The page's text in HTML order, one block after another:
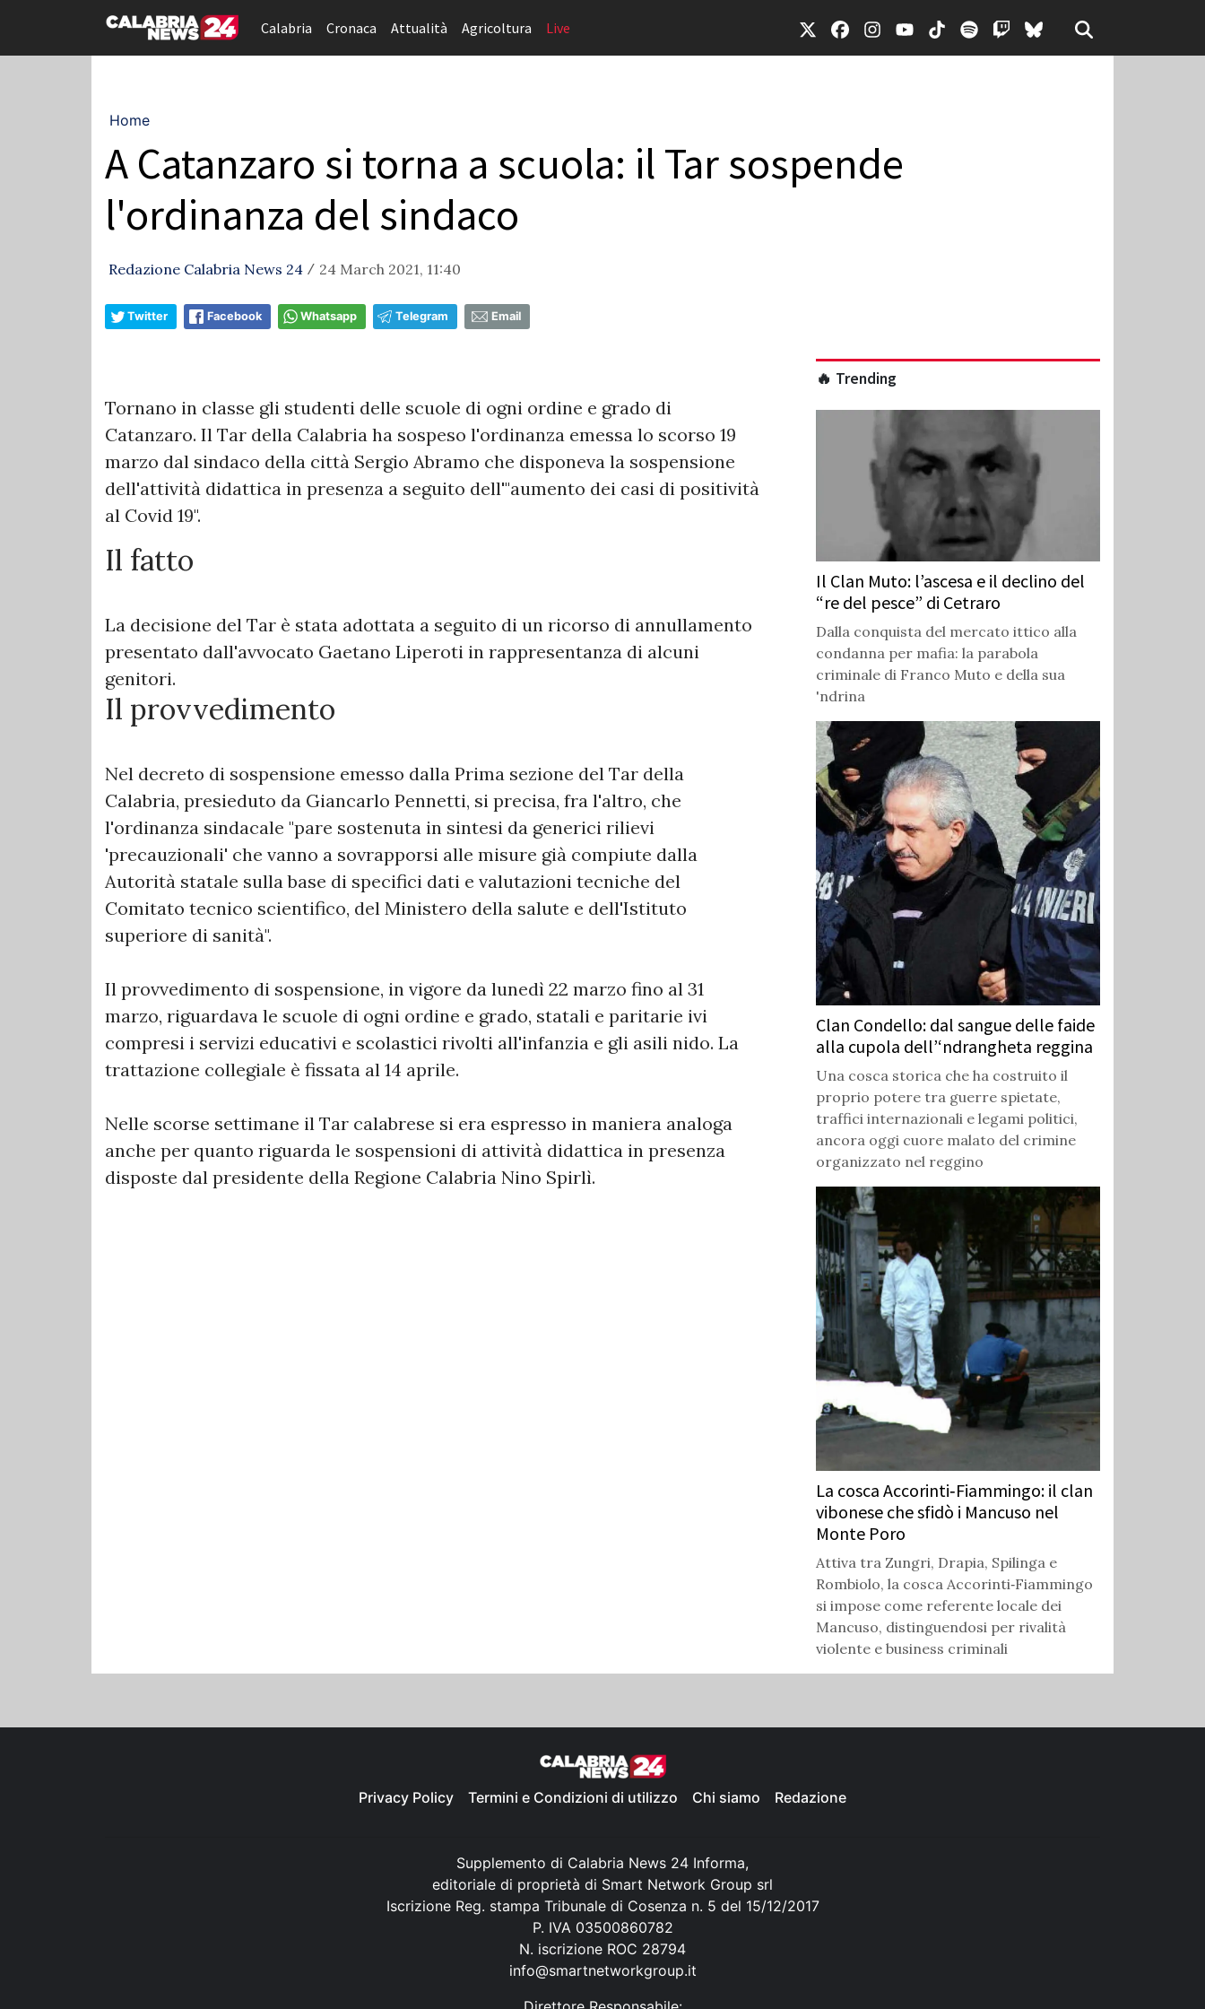
Calabria Cronaca Attualità Agricoltura Live
Home
A Catanzaro si torna a scuola: il Tar sospende
l'ordinanza del sindaco
Redazione Calabria News 24 / 24 March 2021, 11:40
Twitter Facebook Whatsapp Telegram Email
Tornano in classe gli studenti delle scuole di ogni ordine e grado di
Catanzaro. Il Tar della Calabria ha sospeso l'ordinanza emessa lo scorso 19
marzo dal sindaco della città Sergio Abramo che disponeva la sospensione
dell'attività didattica in presenza a seguito dell'"aumento dei casi di positività
al Covid 19".
Il fatto
La decisione del Tar è stata adottata a seguito di un ricorso di annullamento
presentato dall'avvocato Gaetano Liperoti in rappresentanza di alcuni
genitori.
Il provvedimento
Nel decreto di sospensione emesso dalla Prima sezione del Tar della
Calabria, presieduto da Giancarlo Pennetti, si precisa, fra l'altro, che
l'ordinanza sindacale "pare sostenuta in sintesi da generici rilievi
'precauzionali' che vanno a sovrapporsi alle misure già compiute dalla
Autorità statale sulla base di specifici dati e valutazioni tecniche del
Comitato tecnico scientifico, del Ministero della salute e dell'Istituto
superiore di sanità".
Il provvedimento di sospensione, in vigore da lunedì 22 marzo fino al 31
marzo, riguardava le scuole di ogni ordine e grado, statali e paritarie ivi
compresi i servizi educativi e scolastici rivolti all'infanzia e gli asili nido. La
trattazione collegiale è fissata al 14 aprile.
Nelle scorse settimane il Tar calabrese si era espresso in maniera analoga
anche per quanto riguarda le sospensioni di attività didattica in presenza
disposte dal presidente della Regione Calabria Nino Spirlì.
🔥 Trending
Il Clan Muto: l’ascesa e il declino del
“re del pesce” di Cetraro
Dalla conquista del mercato ittico alla
condanna per mafia: la parabola
criminale di Franco Muto e della sua
'ndrina
Clan Condello: dal sangue delle faide
alla cupola dell’‘ndrangheta reggina
Una cosca storica che ha costruito il
proprio potere tra guerre spietate,
traffici internazionali e legami politici,
ancora oggi cuore malato del crimine
organizzato nel reggino
La cosca Accorinti‑Fiammingo: il clan
vibonese che sfidò i Mancuso nel
Monte Poro
Attiva tra Zungri, Drapia, Spilinga e
Rombiolo, la cosca Accorinti‑Fiammingo
si impose come referente locale dei
Mancuso, distinguendosi per rivalità
violente e business criminali
Privacy Policy Termini e Condizioni di utilizzo Chi siamo Redazione
Supplemento di Calabria News 24 Informa,
editoriale di proprietà di Smart Network Group srl
Iscrizione Reg. stampa Tribunale di Cosenza n. 5 del 15/12/2017
P. IVA 03500860782
N. iscrizione ROC 28794
info@smartnetworkgroup.it